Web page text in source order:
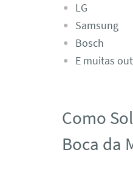
LG
Samsung
Bosch
E muitas
Como
Boca da